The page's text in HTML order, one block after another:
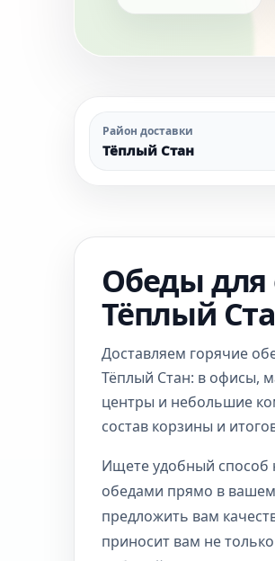
Район доставки
Тёплый Стан
Обеды для
Тёплый
Доставляем горячие
Тёплый Стан: в офисы,
центры и небольшие
состав корзины и
Ищете удобный способ
обедами прямо в
предложить вам
приносит вам не